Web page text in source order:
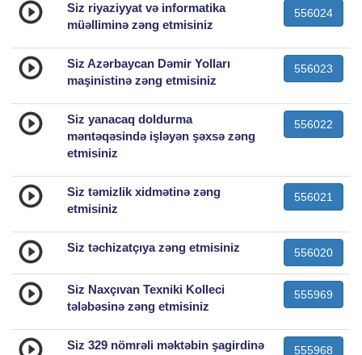
Siz riyaziyyat və informatika
müəlliminə zəng etmisiniz
556024
Siz Azərbaycan Dəmir Yolları
maşinistinə zəng etmisiniz
556023
Siz yanacaq doldurma
məntəqəsində işləyən şəxsə zəng
etmisiniz
556022
Siz təmizlik xidmətinə zəng
etmisiniz
556021
Siz təchizatçıya zəng etmisiniz 556020
Siz Naxçıvan Texniki Kolleci
tələbəsinə zəng etmisiniz
555969
Siz 329 nömrəli məktəbin şagirdinə
555968